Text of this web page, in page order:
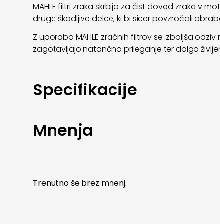
MAHLE filtri zraka skrbijo za čist dovod zraka v
druge škodljive delce, ki bi sicer povzročali
Z uporabo MAHLE zračnih filtrov se izboljša
zagotavljajo natančno prileganje ter dolgo
Specifikacije
Mnenja
Trenutno še brez mnenj.